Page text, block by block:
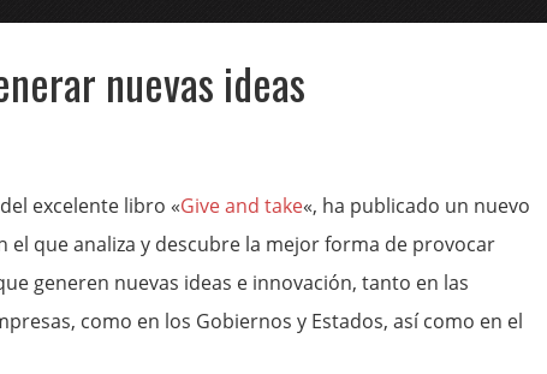
nuevas ideas
excelente libro «Give and take«, ha publicado un nuevo
el que analiza y descubre la mejor forma de provocar
generen nuevas ideas e innovación, tanto en las
como en los Gobiernos y Estados, así como en el